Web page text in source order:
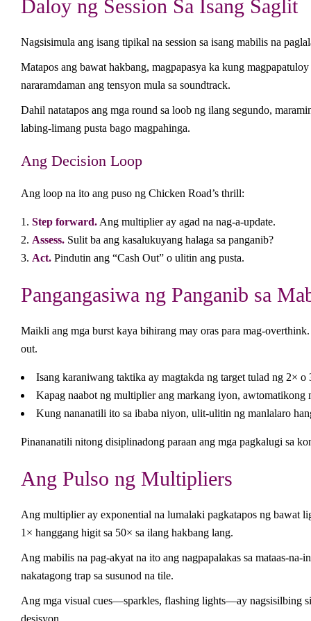
Daloy ng Session Sa Isang Saglit
Nagsisimula ang isang tipikal na session sa isang mabilis na
Matapos ang bawat hakbang, magpapasya ka kung
nararamdaman ang tensyon mula sa soundtrack.
Dahil natatapos ang mga round sa loob ng ilang segundo,
labing-limang pusta bago magpahinga.
Ang Decision Loop
Ang loop na ito ang puso ng Chicken Road’s thrill:
Step forward. Ang multiplier ay agad na nag-a-update.
Assess. Sulit ba ang kasalukuyang halaga sa panganib?
Act. Pindutin ang “Cash Out” o ulitin ang pusta.
Pangangasiwa ng Panganib sa
Maikli ang mga burst kaya bihirang may oras para mag-
out.
Isang karaniwang taktika ay magtakda ng target tulad ng 2×
Kapag naabot ng multiplier ang markang iyon, awtomatikong
Kung nananatili ito sa ibaba niyon, ulit-ulitin ng manlalaro
Pinananatili nitong disiplinadong paraan ang mga pagkalugi sa
Ang Pulso ng Multipliers
Ang multiplier ay exponential na lumalaki pagkatapos ng bawat
1× hanggang higit sa 50× sa ilang hakbang lang.
Ang mabilis na pag-akyat na ito ang nagpapalakas sa
nakatagong trap sa susunod na tile.
Ang mga visual cues—sparkles, flashing lights—ay nagsisilbing
desisyon.